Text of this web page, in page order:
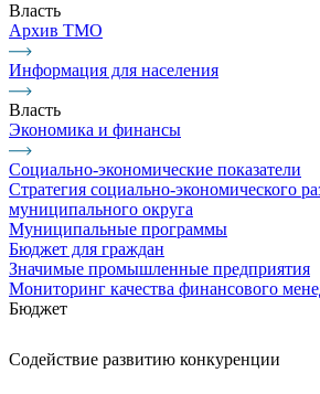
Власть
Архив ТМО
Информация для населения
Власть
Экономика и финансы
Социально-экономические показатели
Стратегия социально-экономического
муниципального округа
Муниципальные программы
Бюджет для граждан
Значимые промышленные предприятия
Мониторинг качества финансового
Бюджет
Содействие развитию конкуренции